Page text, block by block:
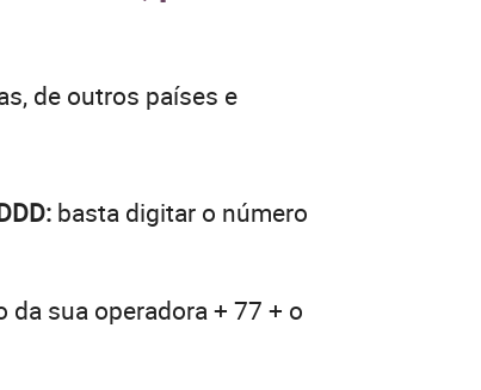
de outros países e
basta digitar o número
da sua operadora + 77 + o